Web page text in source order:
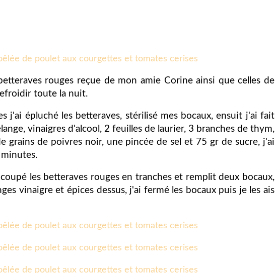
rouges reçue de mon amie Corine ainsi que celles de
toute la nuit.
j'ai épluché les betteraves, stérilisé mes bocaux, ensuit j'ai fait
vinaigres d'alcool, 2 feuilles de laurier, 3 branches de thym,
grains de poivres noir, une pincée de sel et 75 gr de sucre, j'ai
les betteraves rouges en tranches et remplit deux bocaux,
vinaigre et épices dessus, j'ai fermé les bocaux puis je les ais